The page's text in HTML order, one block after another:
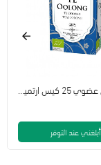
أبلغني عند التوفر